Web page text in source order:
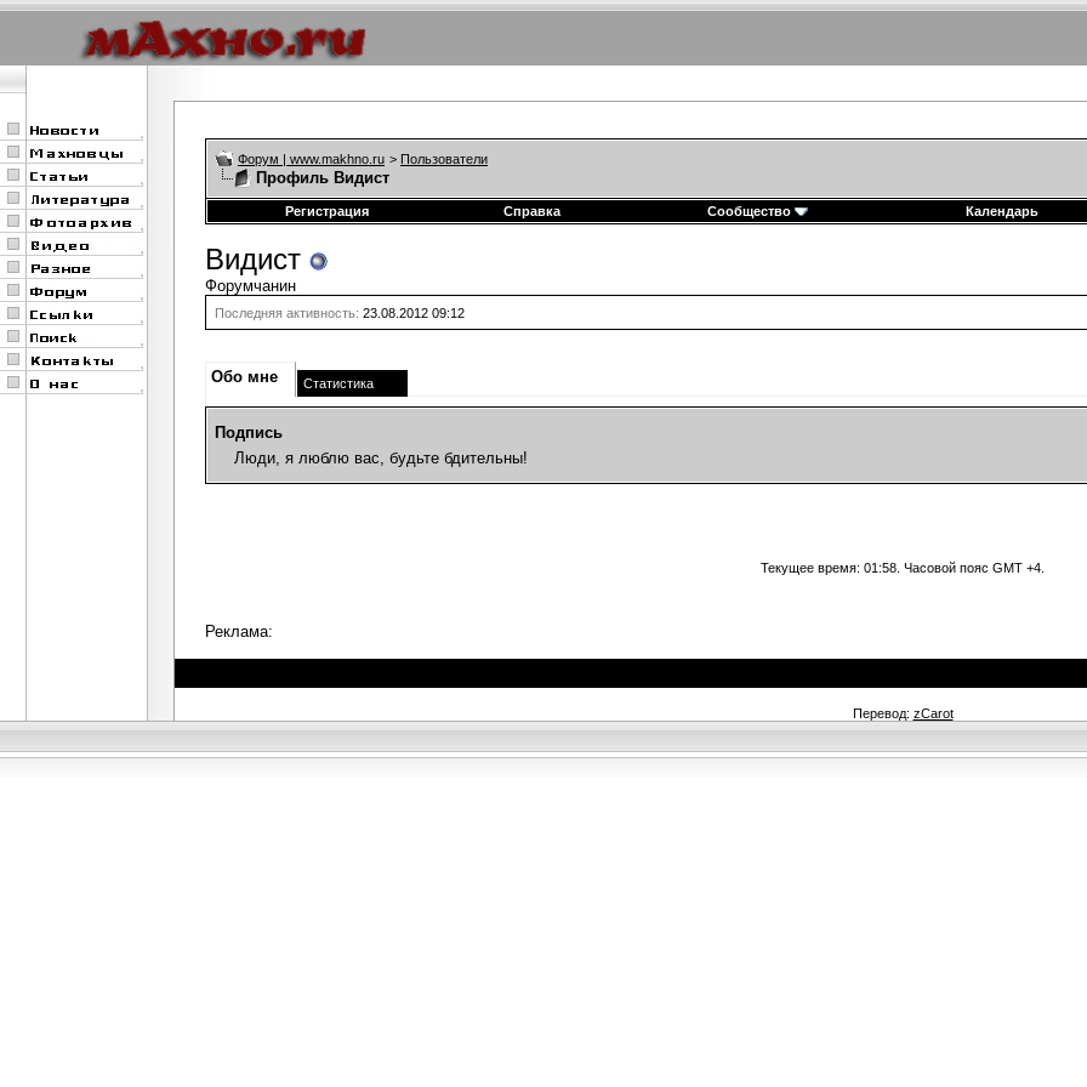
Форум | www.makhno.ru > Пользователи
Профиль Видист
Регистрация
Справка Сообщество Календарь
Видист
Форумчанин
Последняя активность: 23.08.2012 09:12
Обо мне Статистика
Подпись
Люди, я люблю вас, будьте бдительны!
Текущее время: 01:58 . Часовой пояс GMT +4.
Реклама:
Перевод: zCarot